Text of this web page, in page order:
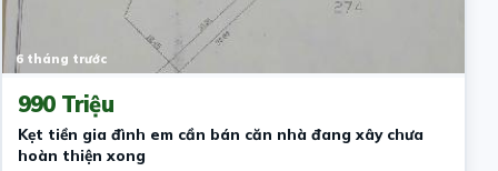
6 tháng trước
990 Triệu
Kẹt tiền gia đình em cần bán căn nhà đang xây chưa
hoàn thiện xong